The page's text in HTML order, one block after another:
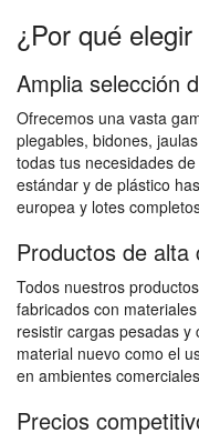
¿Por qué
Amplia selección
Ofrecemos una vasta
plegables, bidones,
todas tus necesidades
estándar y de plástico
europea y lotes
Productos de alta
Todos nuestros
fabricados con
resistir cargas pesadas y
material nuevo como el
en ambientes
Precios